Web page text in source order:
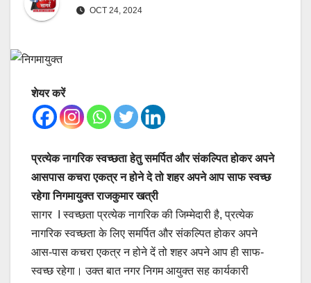
OCT 24, 2024
शेयर करें
प्रत्येक नागरिक स्वच्छता हेतु समर्पित और संकल्पित होकर अपने
आसपास कचरा एकत्र न होने दे तो शहर अपने आप साफ स्वच्छ
रहेगा निगमायुक्त राजकुमार खत्री
सागर I स्वच्छता प्रत्येक नागरिक की जिम्मेदारी है, प्रत्येक
नागरिक स्वच्छता के लिए समर्पित और संकल्पित होकर अपने
आस-पास कचरा एकत्र न होने दें तो शहर अपने आप ही साफ-
स्वच्छ रहेगा। उक्त बात नगर निगम आयुक्त सह कार्यकारी